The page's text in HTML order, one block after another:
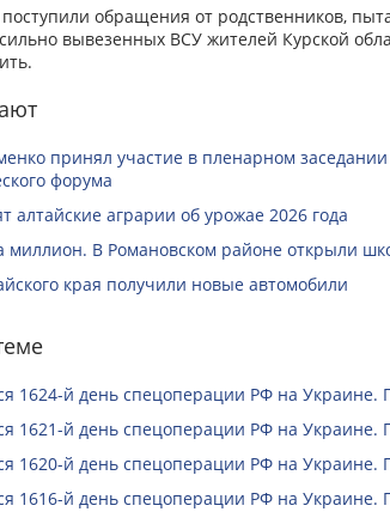
обращения от родственников,
вывезенных ВСУ жителей Курской
принял участие в пленарном
форума
алтайские аграрии об урожае 2026 года
миллион. В Романовском районе открыли
края получили новые автомобили
1624-й день спецоперации РФ на Украине.
1621-й день спецоперации РФ на Украине.
1620-й день спецоперации РФ на Украине.
1616-й день спецоперации РФ на Украине.